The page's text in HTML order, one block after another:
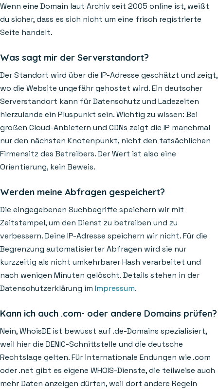
Wenn eine Domain laut Archiv seit 2005 online ist, weißt
du sicher, dass es sich nicht um eine frisch registrierte
Seite handelt.
Was sagt mir der Serverstandort?
Der Standort wird über die IP-Adresse geschätzt und zeigt,
wo die Website ungefähr gehostet wird. Ein deutscher
Serverstandort kann für Datenschutz und Ladezeiten
hierzulande ein Pluspunkt sein. Wichtig zu wissen: Bei
großen Cloud-Anbietern und CDNs zeigt die IP manchmal
nur den nächsten Knotenpunkt, nicht den tatsächlichen
Firmensitz des Betreibers. Der Wert ist also eine
Orientierung, kein Beweis.
Werden meine Abfragen gespeichert?
Die eingegebenen Suchbegriffe speichern wir mit
Zeitstempel, um den Dienst zu betreiben und zu
verbessern. Deine IP-Adresse speichern wir nicht. Für die
Begrenzung automatisierter Abfragen wird sie nur
kurzzeitig als nicht umkehrbarer Hash verarbeitet und
nach wenigen Minuten gelöscht. Details stehen in der
Datenschutzerklärung im Impressum.
Kann ich auch .com- oder andere Domains prüfen?
Nein, WhoisDE ist bewusst auf .de-Domains spezialisiert,
weil hier die DENIC-Schnittstelle und die deutsche
Rechtslage gelten. Für internationale Endungen wie .com
oder .net gibt es eigene WHOIS-Dienste, die teilweise auch
mehr Daten anzeigen dürfen, weil dort andere Regeln